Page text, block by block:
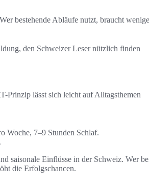
bestehende Abläufe nutzt, braucht
den Schweizer Leser nützlich finden
Prinzip lässt sich leicht auf Alltagsthemen
Woche, 7–9 Stunden Schlaf.
saisonale Einflüsse in der Schweiz. Wer
die Erfolgschancen.